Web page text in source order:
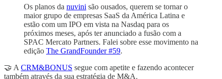
Os planos da nuvini são ousados, querem se tornar o
maior grupo de empresas SaaS da América Latina e
estão com um IPO em vista na Nasdaq para os
próximos meses, após ter anunciado a fusão com a
SPAC Mercato Partners. Falei sobre esse movimento na
edição The GrandFounder #59.
🤝 A CRM&BONUS segue com apetite e fazendo acontecer
também através da sua estratégia de M&A.